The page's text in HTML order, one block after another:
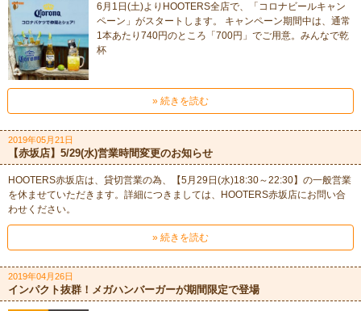
6月1日(土)よりHOOTERS全店で、「コロナビールキャン
ペーン」がスタートします。 キャンペーン期間中は、通常
1本あたり740円のところ「700円」でご用意。みんなで乾
杯
» 続きを読む
2019年05月21日
【赤坂店】5/29(水)営業時間変更のお知らせ
HOOTERS赤坂店は、貸切営業の為、【5月29日(水)18:30～22:30】の一般営業
を休ませていただきます。詳細につきましては、HOOTERS赤坂店にお問い合
わせください。
» 続きを読む
2019年04月26日
インパクト抜群！メガハンバーガーが期間限定で登場